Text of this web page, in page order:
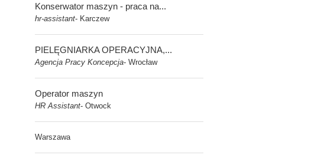
Konserwator maszyn - praca na...
hr-assistant- Karczew
PIELĘGNIARKA OPERACYJNA,...
Agencja Pracy Koncepcja- Wrocław
Operator maszyn
HR Assistant- Otwock
Warszawa